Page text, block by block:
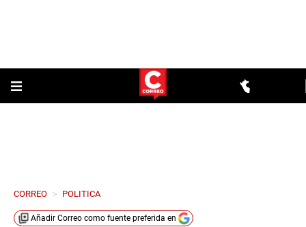
CORREO > POLITICA
Añadir Correo como fuente preferida en